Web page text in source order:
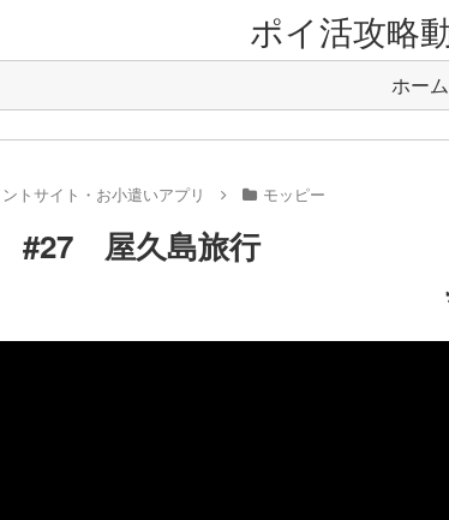
ポイ活攻略
ホーム
トサイト・お小遣いアプリ モッピー
#27 屋久島旅行